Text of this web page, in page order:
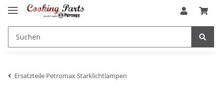
Ersatzteile Petromax Starklichtlampen